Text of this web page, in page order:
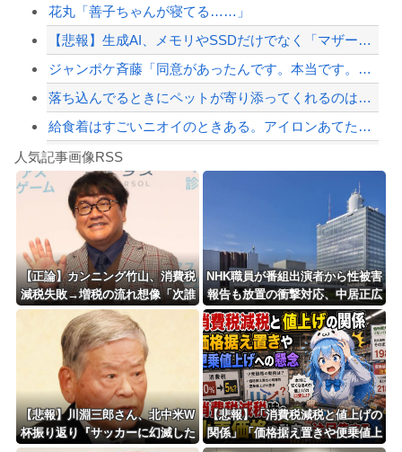
【緊急速報】NYで警官が黒人男性の首を絞め、暴動第二波不可避へ
Powered by livedoor 相互RSS
花丸「善子ちゃんが寝てる……」
【悲報】生成AI、メモリやSSDだけでなく「マザーボード」まで値上げさせてしまい...
ジャンポケ斉藤「同意があったんです。本当です。信じて下さい」 ←何でこの主張が通...
落ち込んでるときにペットが寄り添ってくれるのは本当になぐさめようとしてるの？
給食着はすごいニオイのときある。アイロンあてたときにむせ込むほどにクッッッサ！っ...
【動画】高速道路を走行中の車からリアガラスが飛んでくる事故(ﾟoﾟ)
8/4のニュース
日本旅行キャンセルすべきか…1万年ぶり史上最大級の火山の兆し＝韓国の反応
更新中止のお知らせ
海外「おめでとうタキ！」リヴァプール南野がバースデーゴール！！
Powered by livedoor 相互RSS
人気記事画像RSS
【正論】カンニング竹山、消費税
減税失敗→増税の流れ想像「次誰
が総理やりたいと思います？」
NHK職員が番組出演者から性被害
報告も放置の衝撃対応、中居正広
と国分太一の事例もNHKは「加害
者を守る」のか、指摘される“隠
蔽体質”
【悲報】川淵三郎さん、北中米W
杯振り返り『サッカーに幻滅した
【悲報】「消費税減税と値上げの
関係」「価格据え置きや便乗値上